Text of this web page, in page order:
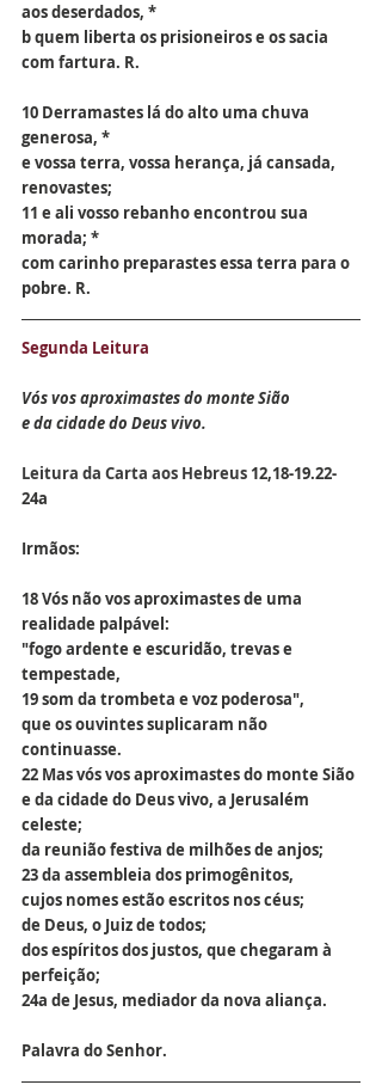
aos deserdados, *
b quem liberta os prisioneiros e os sacia
com fartura. R.
10 Derramastes lá do alto uma chuva
generosa, *
e vossa terra, vossa herança, já cansada,
renovastes;
11 e ali vosso rebanho encontrou sua
morada; *
com carinho preparastes essa terra para o
pobre. R.
Segunda Leitura
Vós vos aproximastes do monte Sião
e da cidade do Deus vivo.
Leitura da Carta aos Hebreus 12,18-19.22-
24a
Irmãos:
18 Vós não vos aproximastes de uma
realidade palpável:
"fogo ardente e escuridão, trevas e
tempestade,
19 som da trombeta e voz poderosa",
que os ouvintes suplicaram não
continuasse.
22 Mas vós vos aproximastes do monte Sião
e da cidade do Deus vivo, a Jerusalém
celeste;
da reunião festiva de milhões de anjos;
23 da assembleia dos primogênitos,
cujos nomes estão escritos nos céus;
de Deus, o Juiz de todos;
dos espíritos dos justos, que chegaram à
perfeição;
24a de Jesus, mediador da nova aliança.
Palavra do Senhor.